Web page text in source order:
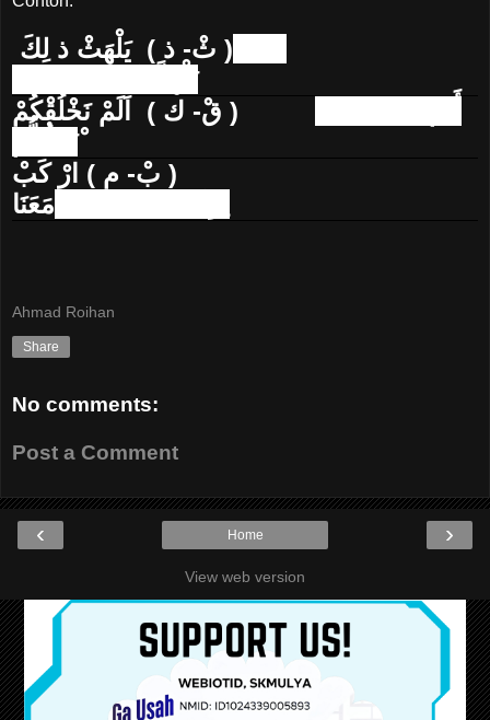
( ثْ- ذ ) يَلْهَثْ ذ لِكَ
( قْ- ك ) اَلَمْ نَخْلُقْكُمْ
( بْ- م ) ارْ كَبْ
مَعَنَا
Ahmad Roihan
Share
No comments:
Post a Comment
‹ ›
Home
View web version